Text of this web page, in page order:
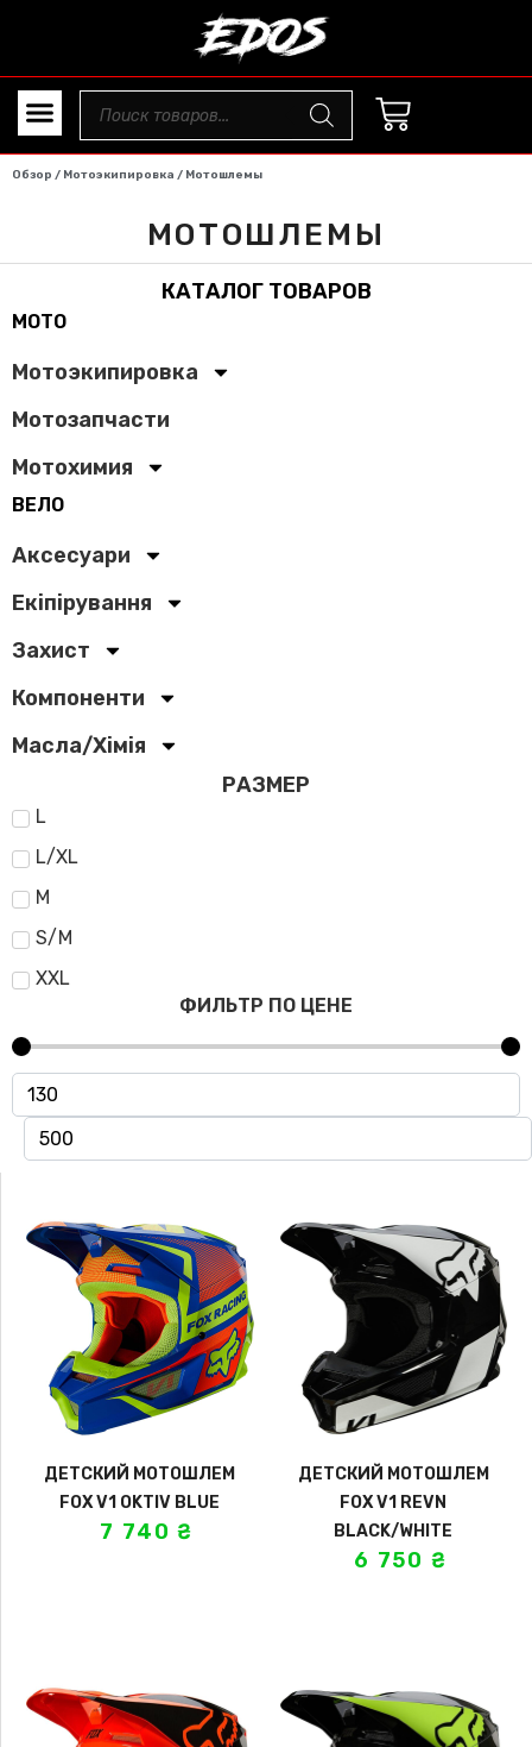
Обзор / Мотоэкипировка / Мотошлемы
МОТОШЛЕМЫ
КАТАЛОГ ТОВАРОВ
МОТО
Мотоэкипировка
Мотозапчасти
Мотохимия
ВЕЛО
Аксесуари
Екіпірування
Захист
Компоненти
Масла/Хімія
РАЗМЕР
L
L/XL
M
S/M
XXL
ФИЛЬТР ПО ЦЕНЕ
ДЕТСКИЙ МОТОШЛЕМ
FOX V1 OKTIV BLUE
7 740₴
ДЕТСКИЙ МОТОШЛЕМ
FOX V1 REVN
BLACK/WHITE
6 750 ₴